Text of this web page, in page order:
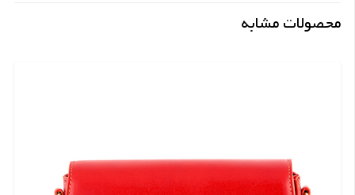
محصولات مشابه